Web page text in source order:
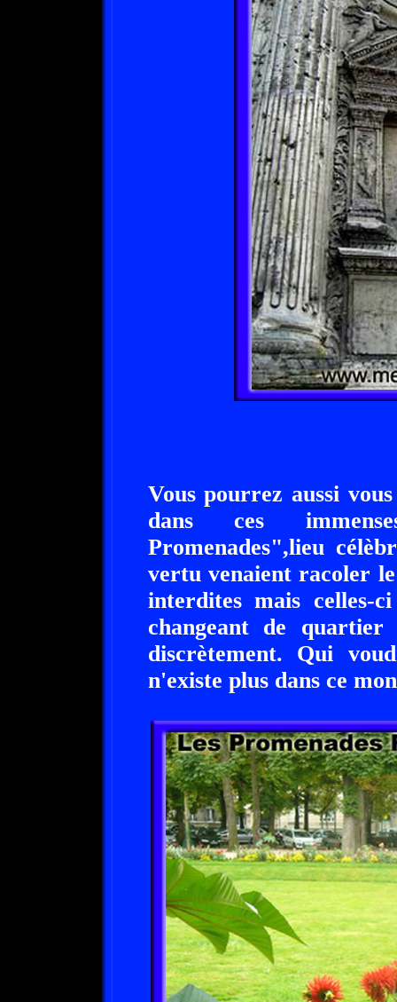
Vous pourrez aussi
dans ces
Promenades",lieu
vertu venaient racoler
interdites mais celles-
changeant de
discrètement. Qui
n'existe plus dans ce